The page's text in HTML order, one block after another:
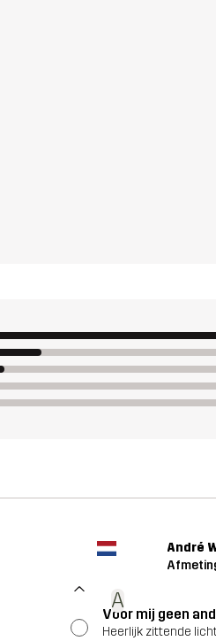
A
André
Voor mij geen
Heerlijk zittende